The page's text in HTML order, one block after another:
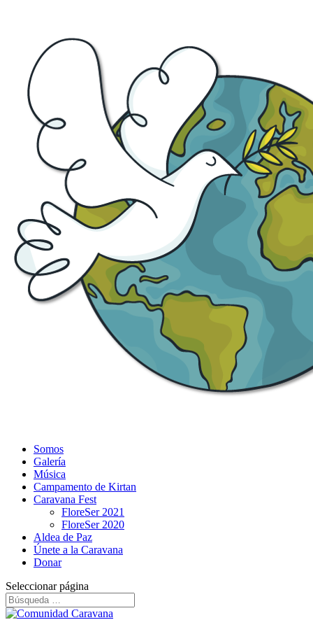
Somos
Galería
Música
Campamento de Kirtan
Caravana Fest
FloreSer 2021
FloreSer 2020
Aldea de Paz
Únete a la Caravana
Donar
Seleccionar página